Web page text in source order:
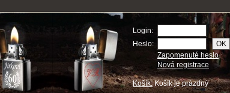
Login:
Heslo:
Zapomenuté heslo
Nová registrace
Košík:Košík je prázdný